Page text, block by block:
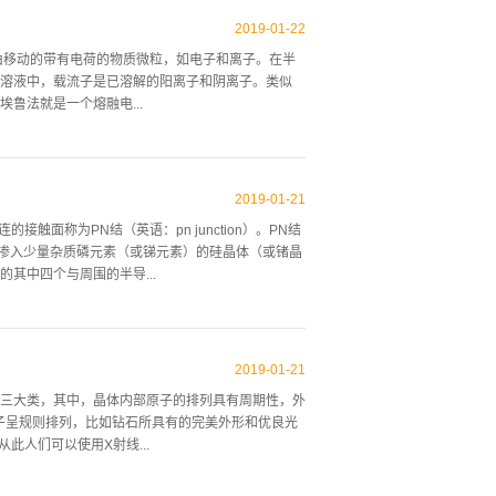
子的电子数与质子数不等时，原子会带电；称该
体的电性为电中性。静电在日常生活中有很多用
间的吸引性库仑力，使得电子被束缚于原子，称
成因。当电子脱离原子核的束缚，能够自由移动
动的带有电荷的物质微粒，如电子和离子。在半
液中，载流子是已溶解的阳离子和阴离子。类似
鲁法就是一个熔融电...
由电子是载流子；在金属中，金属晶格中形成费米
子称为少数载流子；在N型半导体中少数载流子
中起重要作用。不过，此种载流子在场效应管
区，但这些少数载流子横穿多数载流子体。不过
2019-01-22
的接触面称为PN结（英语：pn junction）。PN结
少量杂质磷元素（或锑元素）的硅晶体（或锗晶
其中四个与周围的半导...
硅晶体（或锗晶体）中，由于半导体原子（如硅
穴”（“相当于”正电荷），成为能够导电的物质。
一起。在二者的接触面的位置形成一个PN结。P
间将产生扩散运动。即：● 自由电子由N型半导体
2019-01-21
大类，其中，晶体内部原子的排列具有周期性，外
规则排列，比如钻石所具有的完美外形和优良光
此人们可以使用X射线...
2019-01-21